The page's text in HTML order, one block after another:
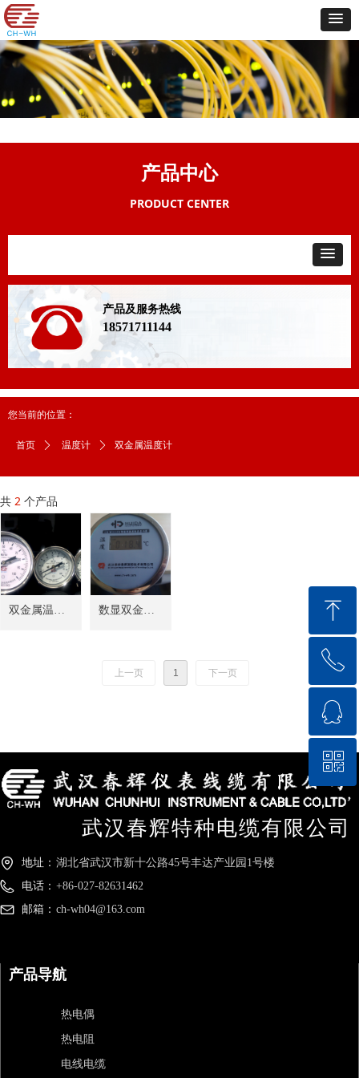
产品中心
PRODUCT CENTER
产品及服务热线
18571711144
您当前的位置：
首页 ꄲ 温度计 ꄲ 双金属温度计
共 2 个产品
双金属温度
数显双金属
上一页 1 下一页
地址： 湖北省武汉市新十公路45号丰达产业园1号楼
电话： +86-027-82631462
邮箱： ch-wh04@163.com
武汉春辉特种电缆有限公司
热电偶
热电阻
电线电缆
产品导航
ꁸ
回到顶部
ꂅ
18571711144
ꁗ
QQ客服
ꀥ
微信二维码